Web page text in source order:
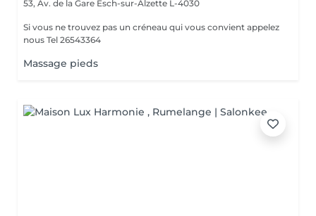
53, Av. de la Gare Esch-sur-Alzette L-4030
Si vous ne trouvez pas un créneau qui vous convient appelez
nous Tel 26543364
Massage pieds